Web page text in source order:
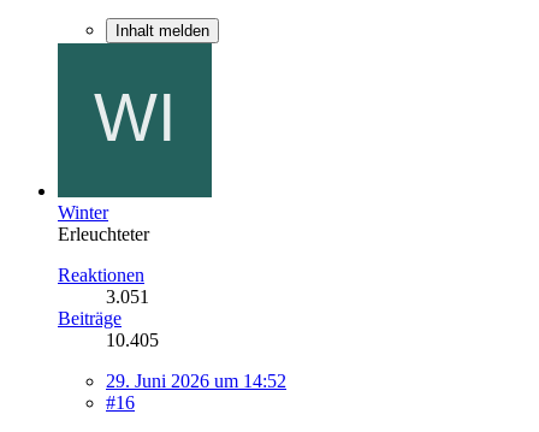
Inhalt melden
Winter
Erleuchteter
Reaktionen
3.051
Beiträge
10.405
29. Juni 2026 um 14:52
#16